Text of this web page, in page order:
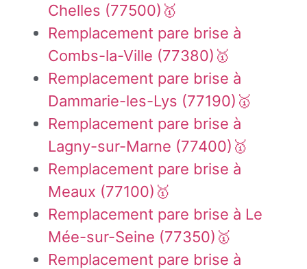
Chelles (77500)🥇
Remplacement pare brise à
Combs-la-Ville (77380)🥇
Remplacement pare brise à
Dammarie-les-Lys (77190)🥇
Remplacement pare brise à
Lagny-sur-Marne (77400)🥇
Remplacement pare brise à
Meaux (77100)🥇
Remplacement pare brise à Le
Mée-sur-Seine (77350)🥇
Remplacement pare brise à